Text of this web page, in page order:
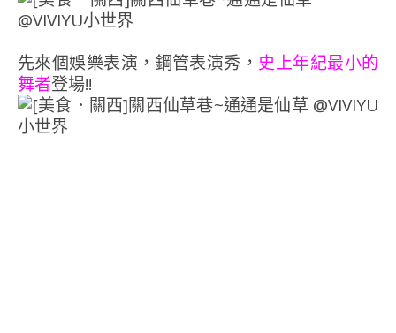
先來個娛樂表演，鋼管表演秀， 史上年紀最小的
舞者登場!!